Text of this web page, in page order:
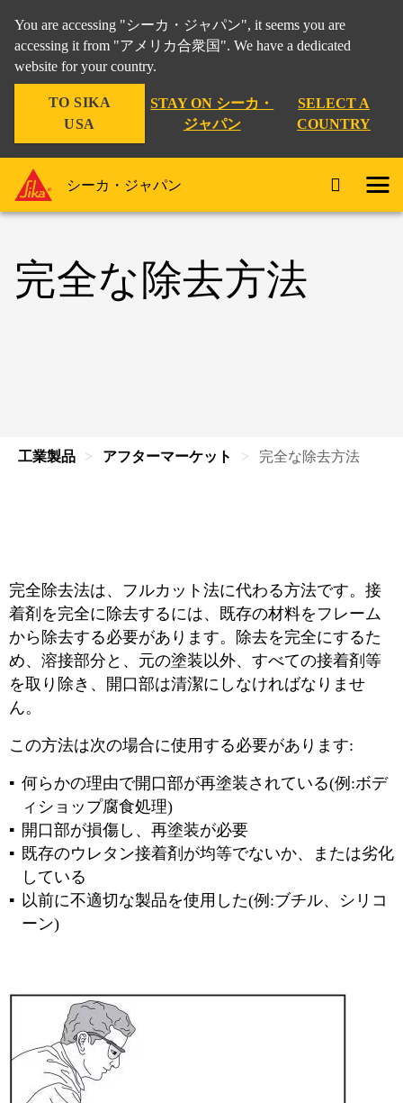
You are accessing "シーカ・ジャパン", it seems you are
accessing it from "アメリカ合衆国". We have a dedicated
website for your country.
TO SIKA
USA
STAY ON シーカ・
ジャパン
SELECT A
COUNTRY
シーカ・ジャパン
完全な除去方法
工業製品 アフターマーケット 完全な除去方法
完全除去法は、フルカット法に代わる方法です。接
着剤を完全に除去するには、既存の材料をフレーム
から除去する必要があります。除去を完全にするた
め、溶接部分と、元の塗装以外、すべての接着剤等
を取り除き、開口部は清潔にしなければなりませ
ん。
この方法は次の場合に使用する必要があります:
何らかの理由で開口部が再塗装されている(例:ボデ
ィショップ腐食処理)
開口部が損傷し、再塗装が必要
既存のウレタン接着剤が均等でないか、または劣化
している
以前に不適切な製品を使用した(例:ブチル、シリコ
ーン)